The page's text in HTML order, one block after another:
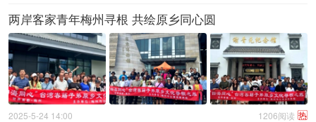
两岸客家青年梅州寻根 共绘原乡同心圆
热
1206阅读
2025-5-24 14:00